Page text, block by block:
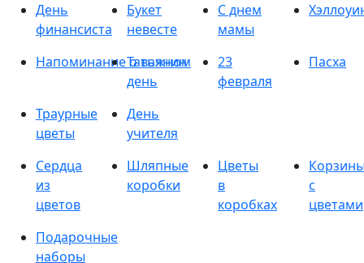
День
финансиста
Букет
невесте
С днем
мамы
Напоминание о важном
Татьянин
день
23
февраля
Пасха
Траурные
цветы
День
учителя
Сердца
из
цветов
Шляпные
коробки
Цветы
в
коробках
с
цветами
Подарочные
наборы